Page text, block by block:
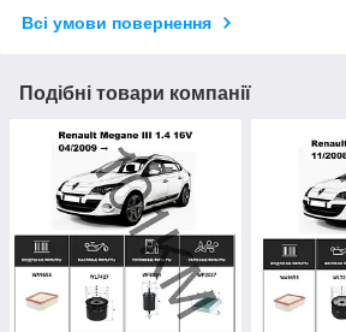
Всі умови повернення
Подібні товари компанії